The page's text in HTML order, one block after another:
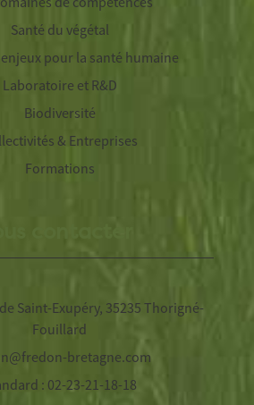
Santé du végétal
enjeux pour la santé humaine
Laboratoire et R&D
Biodiversité
& Entreprises
Formations
Saint-Exupéry, 35235 Thorigné-
Fouillard
bretagne.com
: 02-23-21-18-18